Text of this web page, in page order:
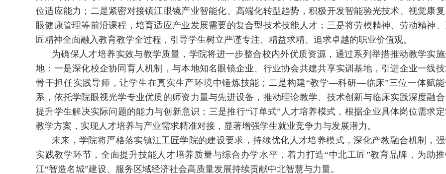
位适应能力；二是紧密对接镇江眼镜产业智能化、高端化转型趋势，积极开发智能验光技术、视觉康复
眼健康管理等前沿课程，培育适应产业发展需要的复合型技术技能人才；三是将劳模精神、劳动精神
匠精神全面融入教育教学全过程，引导学生树立严谨专注、精益求精、追求卓越的职业价值观。
为确保人才培养实效与教学质量，学院将进一步整合校内外优质资源，通过系列举措推动教学实
地：一是深化校企协同育人机制，与本地知名眼镜企业、行业协会共建共享实训基地，引进企业一线
骨干担任实践导师，让学生在真实生产环境中锤炼技能；二是构建“教学—科研—临床”三位一体赋
系，依托学院眼视光学专业优质的师资力量与先进设备，推动理论教学、技术创新与临床实践深度融合
提升学生解决实际问题的能力与创新意识；三是推行“订单式”人才培养模式，根据企业具体岗位需求定
教学方案，实现人才培养与产业需求精准对接，显著增强学生就业竞争力与发展潜力。
未来，学院将严格落实镇江工匠学院的建设要求，持续优化人才培养模式，深化产教融合机制，
实践教学环节，全面提升技能人才培养质量与综合办学水平，着力打造“中北工匠”教育品牌，为助
江“智造名城”建设、服务区域经济社会高质量发展持续贡献中北智慧与力量。